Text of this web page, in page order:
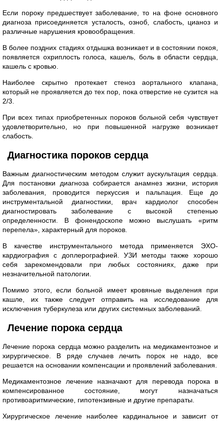
Если пороку предшествует заболевание, то на фоне основного
диагноза присоединяется усталость, озноб, слабость, цианоз и
различные нарушения кровообращения.
В более поздних стадиях отдышка возникает и в состоянии покоя,
появляется охриплость голоса, кашель, боль в области сердца,
кашель с кровью.
Наиболее скрытно протекает стеноз аортального клапана,
который не проявляется до тех пор, пока отверстие не сузится на
2/3.
При всех типах приобретенных пороков больной себя чувствует
удовлетворительно, но при повышенной нагрузке возникает
слабость.
Диагностика пороков сердца
Важным диагностическим методом служит аускультация сердца.
Для постановки диагноза собирается анамнез жизни, история
заболевания, проводится перкуссия и пальпация. Еще до
инструментальной диагностики, врач кардиолог способен
диагностировать заболевание с высокой степенью
определенности. В фонендоскопе можно выслушать «ритм
перепела», характерный для пороков.
В качестве инструментального метода применяется ЭХО-
кардиография с доплерографией. УЗИ методы также хорошо
себя зарекомендовали при любых состояниях, даже при
незначительной патологии.
Помимо этого, если больной имеет кровяные выделения при
кашле, их также следует отправить на исследование для
исключения туберкулеза или других системных заболеваний.
Лечение порока сердца
Лечение порока сердца можно разделить на медикаментозное и
хирургическое. В ряде случаев лечить порок не надо, все
решается на основании компенсации и проявлений заболевания.
Медикаментозное лечение назначают для перевода порока в
компенсированное состояние, могут назначаться
противоаритмические, гипотензивные и другие препараты.
Хирургическое лечение наиболее кардинальное и зависит от